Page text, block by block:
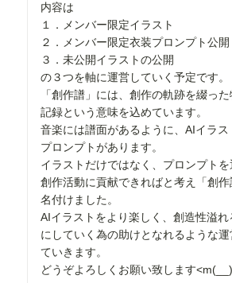
内容は
１．メンバー限定イラスト
２．メンバー限定衣装プロンプト公開
３．未公開イラストの公開
の３つを軸に運営していく予定です。
「創作譜」には、創作の軌跡を綴っ
記録という意味を込めています。
音楽には譜面があるように、AIイラス
プロンプトがあります。
イラストだけではなく、プロンプト
創作活動に貢献できればと考え「創
名付けました。
AIイラストをより楽しく、創造性溢れ
にしていく為の助けとなれるような
ていきます。
どうぞよろしくお願い致します